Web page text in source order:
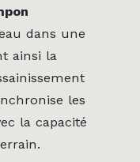
dans une
ainsi la
les
la capacité